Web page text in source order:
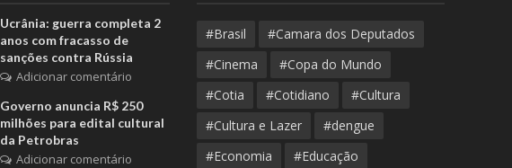
Ucrânia: guerra completa 2
anos com fracasso de
sanções contra Rússia
Adicionar comentário
Governo anuncia R$ 250
milhões para edital cultural
da Petrobras
Adicionar comentário
#Brasil
#Camara dos Deputados
#Cinema
#Copa do Mundo
#Cotia
#Cotidiano
#Cultura
#Cultura e Lazer
#dengue
#Economia
#Educação